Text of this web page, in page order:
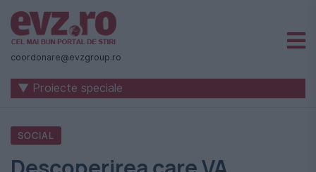
Știri
naționale
internaționale
România
coordonare@evzgroup.ro
▼ Proiecte speciale
SOCIAL